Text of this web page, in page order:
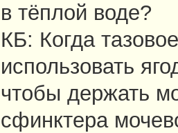
в тёплой воде?
КБ: Когда
использовать
чтобы держать
сфинктера